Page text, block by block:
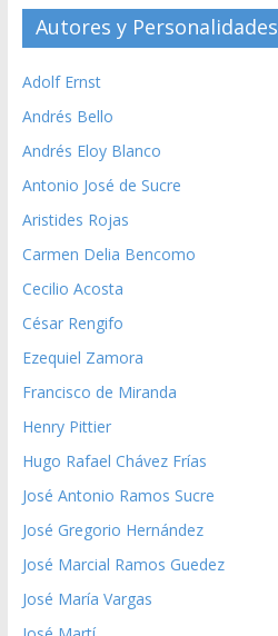
Autores y Personalidades
Adolf Ernst
Andrés Bello
Andrés Eloy Blanco
Antonio José de Sucre
Aristides Rojas
Carmen Delia Bencomo
Cecilio Acosta
César Rengifo
Ezequiel Zamora
Francisco de Miranda
Henry Pittier
Hugo Rafael Chávez Frías
José Antonio Ramos Sucre
José Gregorio Hernández
José Marcial Ramos Guedez
José María Vargas